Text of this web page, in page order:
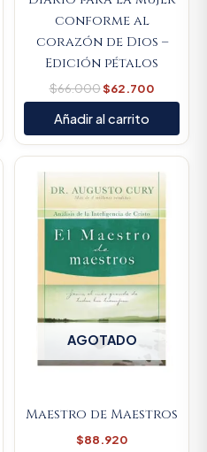
conforme al
corazón de Dios –
Edición pétalos
$66.000$62.700
Añadir al carrito
AGOTADO
Maestro de Maestros
$88.920